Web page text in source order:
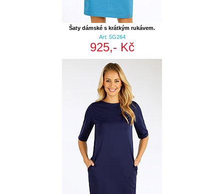
Šaty dámské s krátkým rukávem.
Art: 5G264
925,- Kč